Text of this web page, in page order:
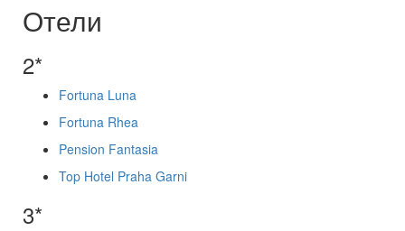
Отели
2*
Fortuna Luna
Fortuna Rhea
Pension Fantasia
Top Hotel Praha Garni
3*